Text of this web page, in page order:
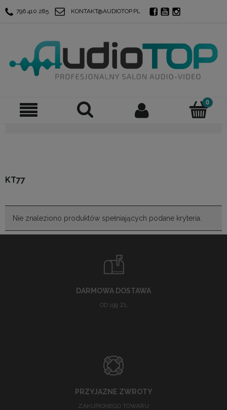
796 410 285 KONTAKT@AUDIOTOP.PL
KT77
Nie znaleziono produktów spełniających podane kryteria.
DARMOWA DOSTAWA
OD 199 ZŁ
PRZYJAZNE ZWROTY
ZAKUPIONEGO TOWARU